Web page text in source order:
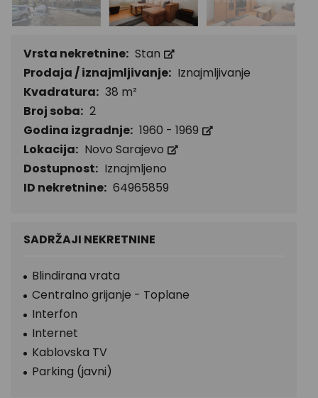
Vrsta nekretnine: Stan
Prodaja / iznajmljivanje: Iznajmljivanje
Kvadratura: 38 m²
Broj soba: 2
Godina izgradnje: 1960 - 1969
Lokacija: Novo Sarajevo
Dostupnost: Iznajmljeno
ID nekretnine: 64965859
SADRŽAJI NEKRETNINE
Blindirana vrata
Centralno grijanje - Toplane
Interfon
Internet
Kablovska TV
Parking (javni)